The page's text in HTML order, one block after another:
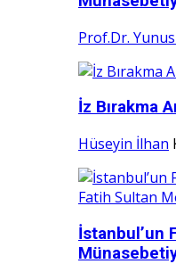
Prof.Dr. Yunus
İz Bırakma
Hüseyin İlhan
İstanbul’un